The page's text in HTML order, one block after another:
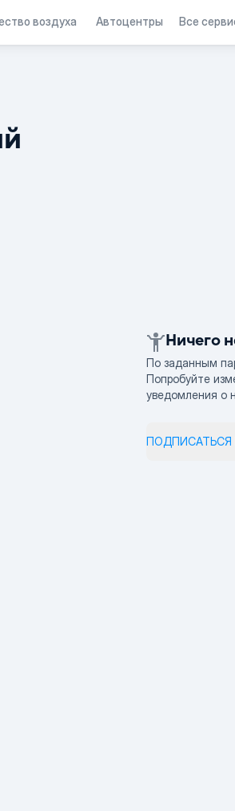
воздуха Автоцентры Все
Ничего
По заданным
Попробуйте
уведомления о
ПОДПИСАТЬСЯ